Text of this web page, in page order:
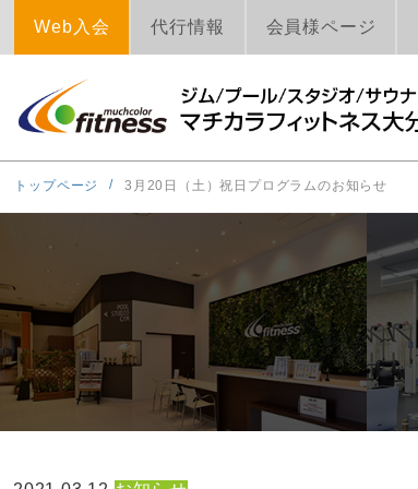
Web入会 代行情報 会員様ページ
トップページ 3月20日（土）祝日プログラムのお知らせ